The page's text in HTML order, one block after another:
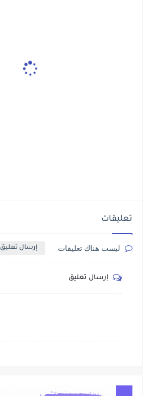
تعليقات
ليست هناك تعليقات إرسال تعليق
إرسال تعليق